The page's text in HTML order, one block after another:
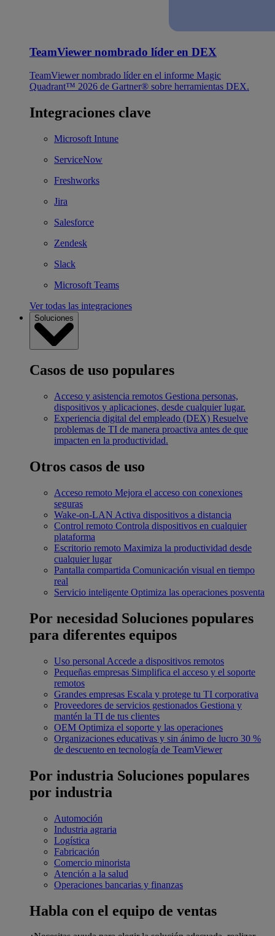
TeamViewer nombrado líder en DEX
TeamViewer nombrado líder en el informe Magic
Quadrant™ 2026 de Gartner® sobre herramientas DEX.
Integraciones clave
Microsoft Intune
ServiceNow
Freshworks
Jira
Salesforce
Zendesk
Slack
Microsoft Teams
Ver todas las integraciones
Soluciones
Casos de uso populares
Acceso y asistencia remotos Gestiona personas,
dispositivos y aplicaciones, desde cualquier lugar.
Experiencia digital del empleado (DEX) Resuelve
problemas de TI de manera proactiva antes de que
impacten en la productividad.
Otros casos de uso
Acceso remoto Mejora el acceso con conexiones
seguras
Wake-on-LAN Activa dispositivos a distancia
Control remoto Controla dispositivos en cualquier
plataforma
Escritorio remoto Maximiza la productividad desde
cualquier lugar
Pantalla compartida Comunicación visual en tiempo
real
Servicio inteligente Optimiza las operaciones posventa
Por necesidad Soluciones populares
para diferentes equipos
Uso personal Accede a dispositivos remotos
Pequeñas empresas Simplifica el acceso y el soporte
remotos
Grandes empresas Escala y protege tu TI corporativa
Proveedores de servicios gestionados Gestiona y
mantén la TI de tus clientes
OEM Optimiza el soporte y las operaciones
Organizaciones educativas y sin ánimo de lucro 30 %
de descuento en tecnología de TeamViewer
Por industria Soluciones populares
por industria
Automoción
Industria agraria
Logística
Fabricación
Comercio minorista
Atención a la salud
Operaciones bancarias y finanzas
Habla con el equipo de ventas